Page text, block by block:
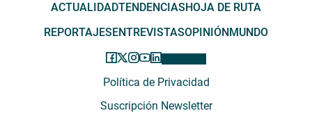
ACTUALIDADTENDENCIAS HOJA DE RUTA
REPORTAJES ENTREVISTASOPINIÓN MUNDO
Política de Privacidad
Suscripción Newsletter